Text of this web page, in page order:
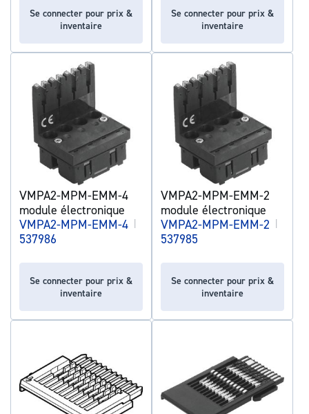
Se connecter pour prix &
inventaire
Se connecter pour prix &
inventaire
VMPA2-MPM-EMM-4
module électronique
VMPA2-MPM-EMM-4 |
537986
Se connecter pour prix &
inventaire
VMPA2-MPM-EMM-2
module électronique
VMPA2-MPM-EMM-2 |
537985
Se connecter pour prix &
inventaire